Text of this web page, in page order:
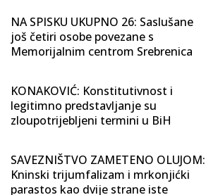
NA SPISKU UKUPNO 26: Saslušane
još četiri osobe povezane s
Memorijalnim centrom Srebrenica
KONAKOVIĆ: Konstitutivnost i
legitimno predstavljanje su
zloupotrijebljeni termini u BiH
SAVEZNIŠTVO ZAMETENO OLUJOM:
Kninski trijumfalizam i mrkonjićki
parastos kao dvije strane iste